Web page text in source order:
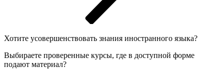
Хотите усовершенствовать знания иностранного языка?
Выбираете проверенные курсы, где в доступной форме
подают материал?